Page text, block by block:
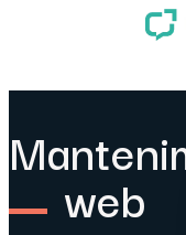
web